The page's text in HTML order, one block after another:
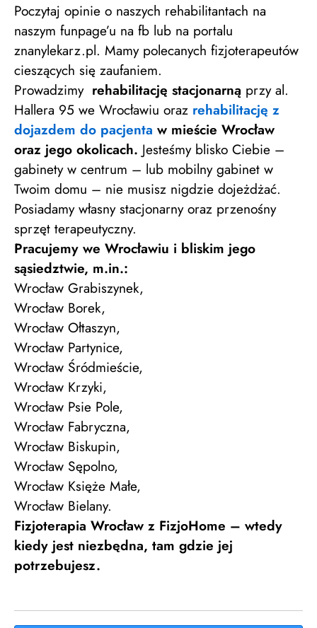
Poczytaj opinie o naszych rehabilitantach na
naszym funpage’u na fb lub na portalu
znanylekarz.pl. Mamy polecanych fizjoterapeutów
cieszących się zaufaniem.
Prowadzimyrehabilitację stacjonarną przy al.
Hallera 95 we Wrocławiu oraz rehabilitację z
dojazdem do pacjenta w mieście Wrocław
oraz jego okolicach. Jesteśmy blisko Ciebie –
gabinety w centrum – lub mobilny gabinet w
Twoim domu – nie musisz nigdzie dojeżdżać.
Posiadamy własny stacjonarny oraz przenośny
sprzęt terapeutyczny.
Pracujemy we Wrocławiu i bliskim jego
sąsiedztwie, m.in.:
Wrocław Grabiszynek,
Wrocław Borek,
Wrocław Ołtaszyn,
Wrocław Partynice,
Wrocław Śródmieście,
Wrocław Krzyki,
Wrocław Psie Pole,
Wrocław Fabryczna,
Wrocław Biskupin,
Wrocław Sępolno,
Wrocław Księże Małe,
Wrocław Bielany.
Fizjoterapia Wrocław z FizjoHome – wtedy
kiedy jest niezbędna, tam gdzie jej
potrzebujesz.